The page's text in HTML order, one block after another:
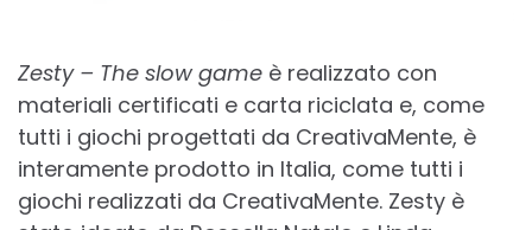
Zesty – The slow game è realizzato con
materiali certificati e carta riciclata e, come
tutti i giochi progettati da CreativaMente, è
interamente prodotto in Italia, come tutti i
giochi realizzati da CreativaMente. Zesty è